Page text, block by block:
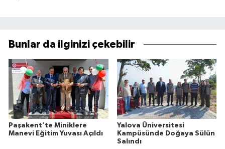
Bunlar da ilginizi çekebilir
Paşakent’te Miniklere
Manevi Eğitim Yuvası Açıldı
Yalova Üniversitesi
Kampüsünde Doğaya Sülün
Salındı